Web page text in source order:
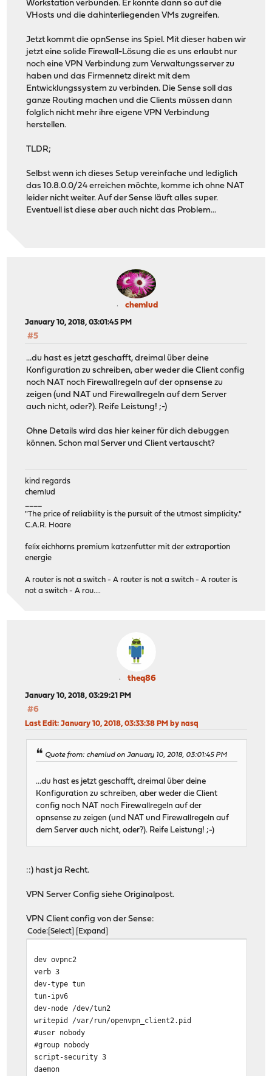
Workstation verbunden. Er konnte dann so auf die
VHosts und die dahinterliegenden VMs zugreifen.
Jetzt kommt die opnSense ins Spiel. Mit dieser haben wir
jetzt eine solide Firewall-Lösung die es uns erlaubt nur
noch eine VPN Verbindung zum Verwaltungsserver zu
haben und das Firmennetz direkt mit dem
Entwicklungssystem zu verbinden. Die Sense soll das
ganze Routing machen und die Clients müssen dann
folglich nicht mehr ihre eigene VPN Verbindung
herstellen.
TLDR;
Selbst wenn ich dieses Setup vereinfache und lediglich
das 10.8.0.0/24 erreichen möchte, komme ich ohne NAT
leider nicht weiter. Auf der Sense läuft alles super.
Eventuell ist diese aber auch nicht das Problem...
chemlud
January 10, 2018, 03:01:45 PM
#5
...du hast es jetzt geschafft, dreimal über deine
Konfiguration zu schreiben, aber weder die Client config
noch NAT noch Firewallregeln auf der opnsense zu
zeigen (und NAT und Firewallregeln auf dem Server
auch nicht, oder?). Reife Leistung! ;-)
Ohne Details wird das hier keiner für dich debuggen
können. Schon mal Server und Client vertauscht?
kind regards
chemlud
"The price of reliability is the pursuit of the utmost simplicity."
C.A.R. Hoare
felix eichhorns premium katzenfutter mit der extraportion
energie
A router is not a switch - A router is not a switch - A router is
not a switch - A rou....
theq86
January 10, 2018, 03:29:21 PM
#6
Last Edit: January 10, 2018, 03:33:38 PM by nasq
Quote from: chemlud on January 10, 2018, 03:01:45 PM
...du hast es jetzt geschafft, dreimal über deine
Konfiguration zu schreiben, aber weder die Client
config noch NAT noch Firewallregeln auf der
opnsense zu zeigen (und NAT und Firewallregeln auf
dem Server auch nicht, oder?). Reife Leistung! ;-)
::) hast ja Recht.
VPN Server Config siehe Originalpost.
VPN Client config von der Sense:
Code Select Expand
dev ovpnc2
verb 3
dev-type tun
tun-ipv6
dev-node /dev/tun2
writepid /var/run/openvpn_client2.pid
#user nobody
#group nobody
script-security 3
daemon